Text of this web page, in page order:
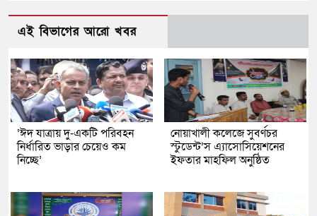
এই বিভাগের আরো খবর
‘ঈদ যাত্রায় দু-একটি পরিবহন
নির্ধারিত ভাড়ার চেয়েও কম
নিচ্ছে’
নোয়াখালী কলেজে সুবর্ণচর
স্টুডেন্ট’স এ্যাসোসিয়েশনের
ইফতার মাহফিল অনুষ্ঠিত